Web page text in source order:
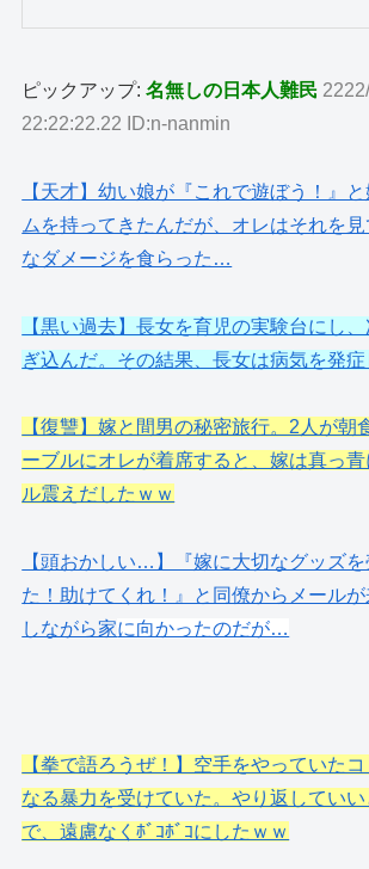
ピックアップ:名無しの日本人難民
22:22:22.22 ID:n-nanmin
【天才】幼い娘が『これで遊ぼう！』
ムを持ってきたんだが、オレはそれを
なダメージを食らった…
【黒い過去】長女を育児の実験台にし
ぎ込んだ。その結果、長女は病気を発
【復讐】嫁と間男の秘密旅行。2人が朝
ーブルにオレが着席すると、嫁は真っ
ル震えだしたｗｗ
【頭おかしい…】『嫁に大切なグッズ
た！助けてくれ！』と同僚からメールが
しながら家に向かったのだが…
【拳で語ろうぜ！】空手をやっていた
なる暴力を受けていた。やり返してい
で、遠慮なくﾎﾞｺﾎﾞｺにしたｗｗ